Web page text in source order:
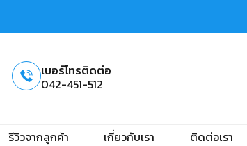
เบอร์โทรติดต่อ
042-451-512
รีวิวจากลูกค้า เกี่ยวกับเรา ติดต่อเรา